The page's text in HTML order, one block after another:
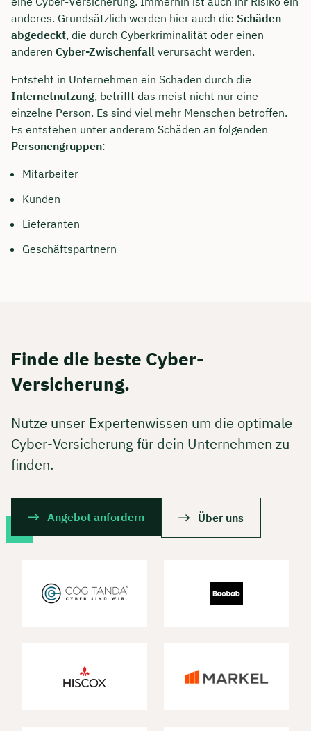
anderes. Grundsätzlich werden hier auch die Schäden
abgedeckt, die durch Cyberkriminalität oder einen
anderen Cyber-Zwischenfall verursacht werden.
Entsteht in Unternehmen ein Schaden durch die
Internetnutzung, betrifft das meist nicht nur eine
einzelne Person. Es sind viel mehr Menschen betroffen.
Es entstehen unter anderem Schäden an folgenden
Personengruppen:
Mitarbeiter
Kunden
Lieferanten
Geschäftspartnern
Finde die beste Cyber-
Versicherung.
Nutze unser Expertenwissen um die optimale
Cyber-Versicherung für dein Unternehmen zu
finden.
Angebot anfordern Über uns